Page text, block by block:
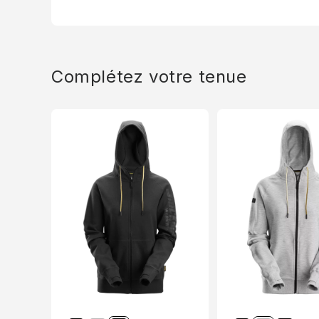
Complétez votre tenue